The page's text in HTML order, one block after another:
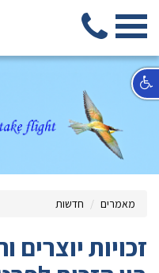
מאמרים חדשות
זכויות